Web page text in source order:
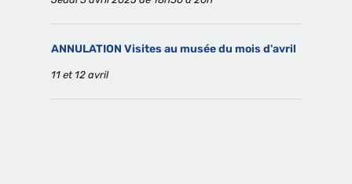
ANNULATION Visites au musée du mois d'avril
11 et 12 avril